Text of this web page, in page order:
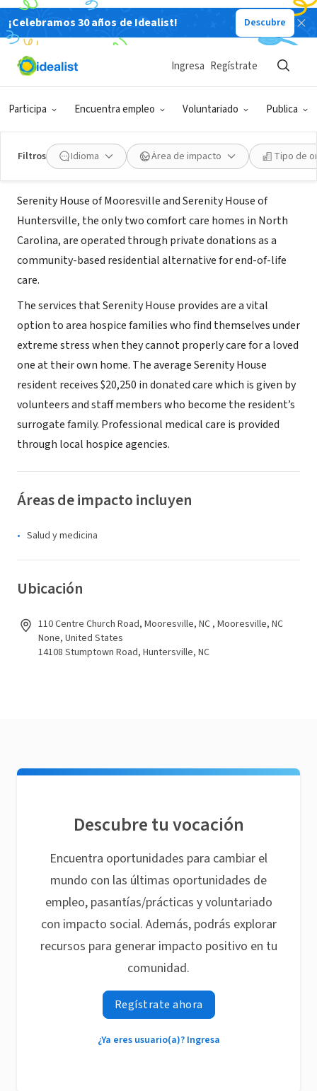
¡Celebramos 30 años de Idealist! Descubre
Participa Encuentra empleo Voluntariado Publica
Ingresa Regístrate
Filtros Idioma Área de impacto Tipo de
ORGANIZACIÓN SIN FIN DE LUCRO
Serenity House of Mooresville and
Huntersville
Mooresville, NC|www.carolinascomfortcoalition.org
Acerca de
Serenity House of Mooresville and Serenity House of
Huntersville, the only two comfort care homes in North
Carolina, are operated through private donations as a
community-based residential alternative for end-of-life
care.
The services that Serenity House provides are a vital
option to area hospice families who find themselves under
extreme stress when they cannot properly care for a loved
one at their own home. The average Serenity House
resident receives $20,250 in donated care which is given by
volunteers and staff members who become the resident’s
surrogate family. Professional medical care is provided
through local hospice agencies.
Áreas de impacto incluyen
Salud y medicina
Ubicación
110 Centre Church Road, Mooresville, NC , Mooresville, NC
None, United States
14108 Stumptown Road, Huntersville, NC
Descubre tu vocación
Encuentra oportunidades para cambiar el
mundo con las últimas oportunidades de
empleo, pasantías/prácticas y voluntariado
con impacto social. Además, podrás explorar
recursos para generar impacto positivo en tu
comunidad.
Regístrate ahora
¿Ya eres usuario(a)? Ingresa